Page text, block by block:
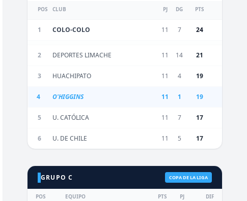
POS CLUB PJ DG PTS
1 COLO-COLO 11 7 24
2 DEPORTES LIMACHE 11 14 21
3 HUACHIPATO 11 4 19
4 O'HIGGINS 11 1 19
5 U. CATÓLICA 11 7 17
6 U. DE CHILE 11 5 17
GRUPO C COPA DE LA LIGA
POS EQUIPO PTS PJ DIF